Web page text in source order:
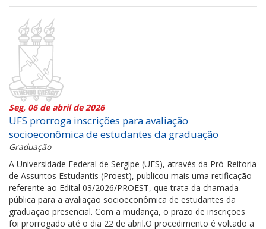
Seg, 06 de abril de 2026
UFS prorroga inscrições para avaliação
socioeconômica de estudantes da graduação
Graduação
A Universidade Federal de Sergipe (UFS), através da Pró-Reitoria
de Assuntos Estudantis (Proest), publicou mais uma retificação
referente ao Edital 03/2026/PROEST, que trata da chamada
pública para a avaliação socioeconômica de estudantes da
graduação presencial. Com a mudança, o prazo de inscrições
foi prorrogado até o dia 22 de abril.O procedimento é voltado a